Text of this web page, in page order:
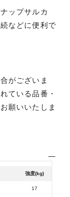
ップサルカ
などに便利で
がございま
ている品番・
願いいたしま
強度(kg)
17